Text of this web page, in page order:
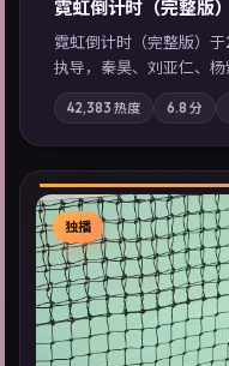
霓虹倒计时（完整版）
霓虹倒计时（完整版）
执导，秦昊、刘亚仁、杨
边境小镇的平静被一封
质；站内亦可通过「国产
同类型高分佳作，畅享
42,383 热度 6.8 分
独播